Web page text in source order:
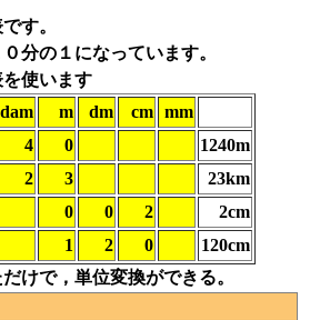
す。
分の１になっています。
使います
dam m dm cm mm
4 0
1240m
2 3
23km
0 0 2
2cm
1 2 0
120cm
けで，単位変換ができる。